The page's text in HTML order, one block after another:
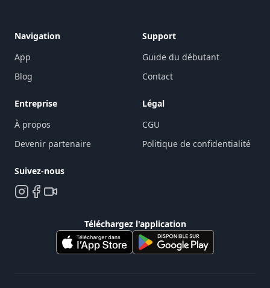
Navigation
App
Blog
Support
Guide du débutant
Contact
Entreprise
À propos
Devenir partenaire
Légal
CGU
Politique de confidentialité
Suivez-nous
Téléchargez l'application